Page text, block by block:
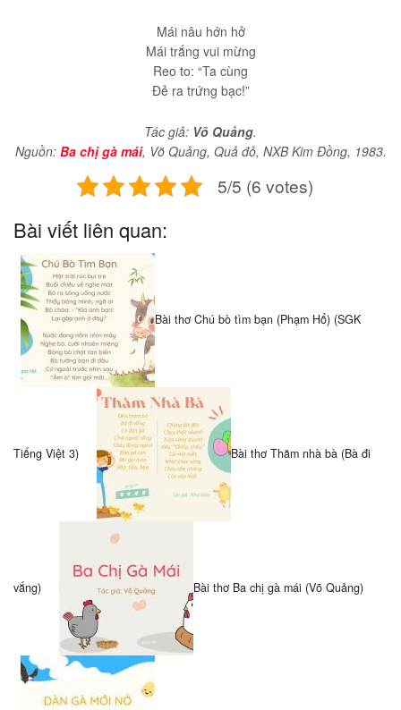
Mái nâu hớn hở
Mái trắng vui mừng
Reo to: “Ta cùng
Đẻ ra trứng bạc!”
Tác giả: Võ Quảng.
Nguồn: Ba chị gà mái, Võ Quảng, Quả đỏ, NXB Kim Đồng, 1983.
5/5 (6 votes)
Bài viết liên quan:
Bài thơ Chú bò tìm bạn (Phạm Hổ) (SGK
Tiếng Việt 3) Bài thơ Thăm nhà bà (Bà đi
vắng) Bài thơ Ba chị gà mái (Võ Quảng)